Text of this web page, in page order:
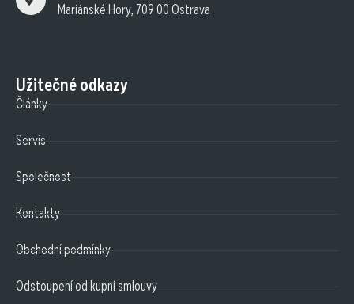
Mariánské Hory, 709 00 Ostrava
Užitečné odkazy
Články
Servis
Společnost
Kontakty
Obchodní podmínky
Odstoupení od kupní smlouvy